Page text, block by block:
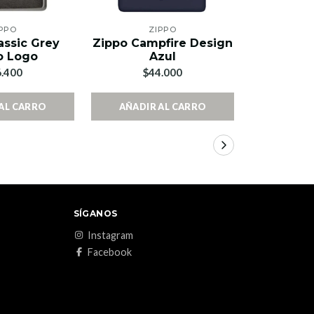
Grey
Logo
CARRO
ZIPPO
Zippo Campfire Design
Azul
$44.000
AÑADIR AL CARRO
SÍGANOS
Instagram
Facebook